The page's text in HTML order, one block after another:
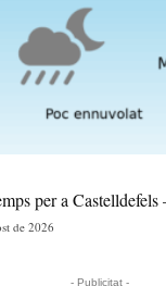
per a Castelldefels
de 2026
- Publicitat -